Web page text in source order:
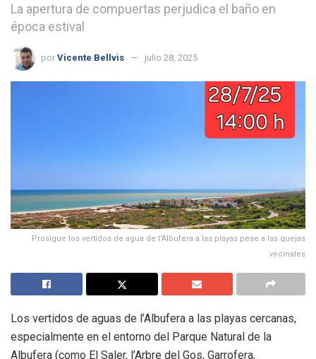
La apertura de compuertas perjudica el baño en
época estival
por Vicente Bellvis julio 28, 2025
Prosigue los vertidos de agua de l'Albufera a las playas pese a las quejas
vecinales
Los vertidos de aguas de l’Albufera a las playas cercanas,
especialmente en el entorno del Parque Natural de la
Albufera (como El Saler, l’Arbre del Gos, Garrofera,